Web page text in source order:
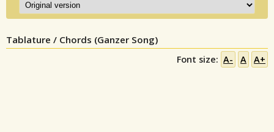
Tablature / Chords (Ganzer Song)
Font size: A- A A+